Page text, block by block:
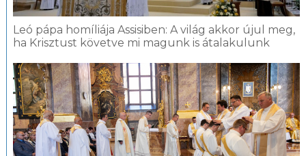
Leó pápa homíliája Assisiben: A világ akkor újul meg,
ha Krisztust követve mi magunk is átalakulunk